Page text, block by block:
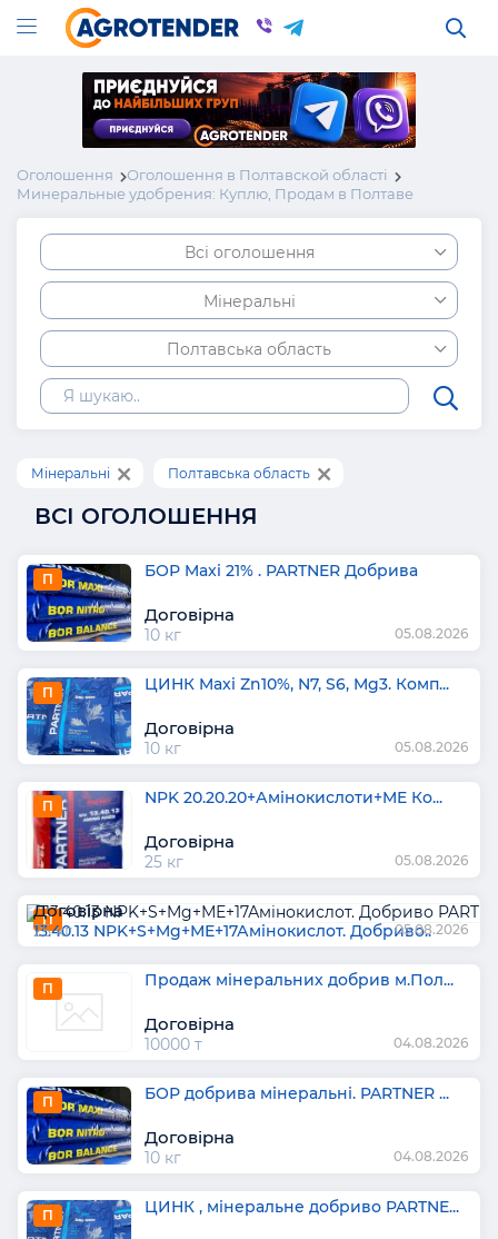
Оголошення
Оголошення в Полтавской області
Минеральные удобрения: Куплю, Продам в Полтаве
Всі оголошення
Мінеральні
Полтавська область
Мінеральні Полтавська область
ВСІ ОГОЛОШЕННЯ
П БОР Maxi 21% . PARTNER Добрива
Договірна
10 кг 05.08.2026
П ЦИНК Maxi Zn10%, N7, S6, Mg3. Комп...
Договірна
10 кг 05.08.2026
П NPK 20.20.20+Амінокислоти+ME Ко...
Договірна
25 кг 05.08.2026
П
13.40.13 NPK+S+Mg+МЕ+17Амінокислот. Добриво..
Договірна
25 кг 05.08.2026
П Продаж мінеральних добрив м.Пол...
Договірна
10000 т 04.08.2026
П БОР добрива мінеральні. PARTNER ...
Договірна
10 кг 04.08.2026
П ЦИНК , мінеральне добриво PARTNE...